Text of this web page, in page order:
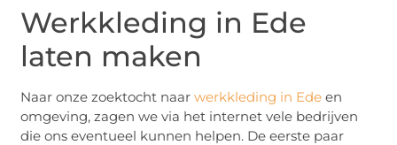
Werkkleding in Ede
laten maken
Naar onze zoektocht naarwerkkleding in Ede en
omgeving, zagen we via het internet vele bedrijven
die ons eventueel kunnen helpen. De eerste paar